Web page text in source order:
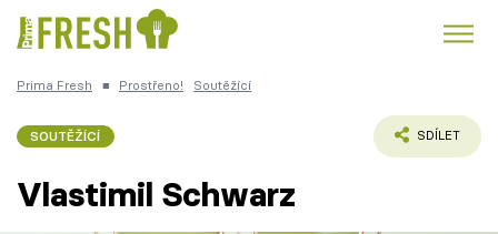
Česká kuchyně
Prima Fresh ■ Prostřeno! Soutěžící
SOUTĚŽÍCÍ SDÍLET
Vlastimil Schwarz